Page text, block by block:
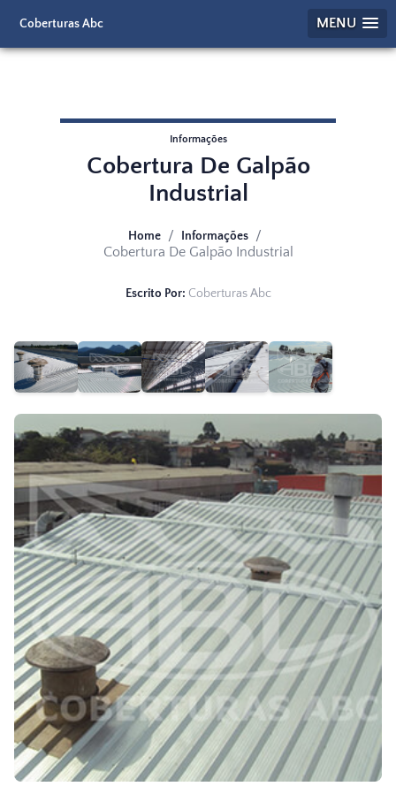
Coberturas Abc MENU
Informações
Cobertura De Galpão
Industrial
Home / Informações /
Cobertura De Galpão Industrial
Escrito Por: Coberturas Abc